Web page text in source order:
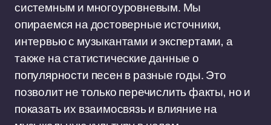
системным и многоуровневым. Мы
опираемся на достоверные источники,
интервью с музыкантами и экспертами, а
также на статистические данные о
популярности песен в разные годы. Это
позволит не только перечислить факты, но и
показать их взаимосвязь и влияние на